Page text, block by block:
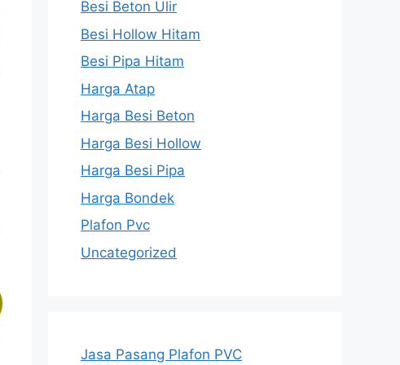
Besi Beton Ulir
Besi Hollow Hitam
Besi Pipa Hitam
Harga Atap
Harga Besi Beton
Harga Besi Hollow
Harga Besi Pipa
Harga Bondek
Plafon Pvc
Uncategorized
Jasa Pasang Plafon PVC